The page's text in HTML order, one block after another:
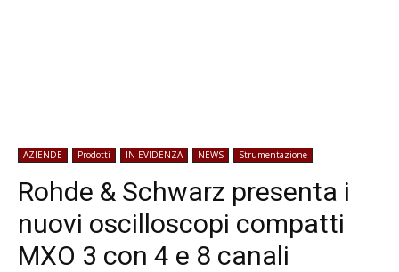
AZIENDE Prodotti IN EVIDENZA NEWS Strumentazione
Rohde & Schwarz presenta i
nuovi oscilloscopi compatti
MXO 3 con 4 e 8 canali